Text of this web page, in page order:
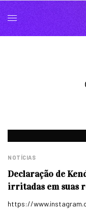
NOTÍCIAS
Declaração de
irritadas em suas
https://